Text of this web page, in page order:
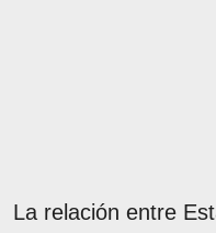
La relación entre